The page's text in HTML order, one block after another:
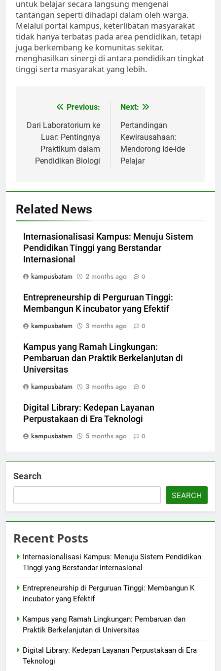
untuk belajar secara langsung mengenai
tantangan seperti dihadapi dalam oleh warga.
Melalui portal kampus, keterlibatan masyarakat
tidak hanya terbatas pada area pendidikan, tetapi
juga berkembang ke komunitas sekitar,
menghasilkan sinergi di antara pendidikan tingkat
tinggi serta masyarakat yang lebih.
navigation
Previous:
Dari Laboratorium ke
Luar: Pentingnya
Praktikum dalam
Pendidikan Biologi
Next:
Pertandingan
Kewirausahaan:
Mendorong Ide-ide
Pelajar
Related News
Internasionalisasi Kampus: Menuju Sistem
Pendidikan Tinggi yang Berstandar
Internasional
kampusbatam
2 months ago 0
Entrepreneurship di Perguruan Tinggi:
Membangun K incubator yang Efektif
kampusbatam
3 months ago 0
Kampus yang Ramah Lingkungan:
Pembaruan dan Praktik Berkelanjutan di
Universitas
kampusbatam
3 months ago 0
Digital Library: Kedepan Layanan
Perpustakaan di Era Teknologi
kampusbatam
5 months ago 0
Search
SEARCH
Recent Posts
Internasionalisasi Kampus: Menuju Sistem Pendidikan
Tinggi yang Berstandar Internasional
Entrepreneurship di Perguruan Tinggi: Membangun K
incubator yang Efektif
Kampus yang Ramah Lingkungan: Pembaruan dan
Praktik Berkelanjutan di Universitas
Digital Library: Kedepan Layanan Perpustakaan di Era
Teknologi